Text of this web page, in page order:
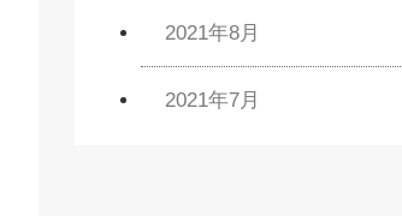
2021年8月
2021年7月